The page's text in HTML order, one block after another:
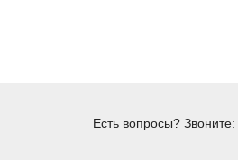
Есть вопросы? Звоните: